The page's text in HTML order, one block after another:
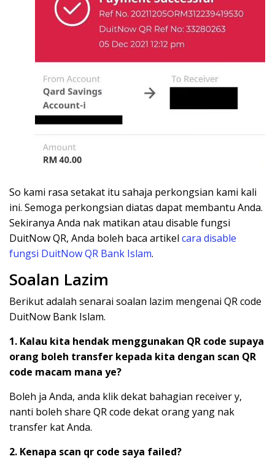
So kami rasa setakat itu sahaja perkongsian kami kali
ini. Semoga perkongsian diatas dapat membantu Anda.
Sekiranya Anda nak matikan atau disable fungsi
DuitNow QR, Anda boleh baca artikel cara disable
fungsi DuitNow QR Bank Islam.
Soalan Lazim
Berikut adalah senarai soalan lazim mengenai QR code
DuitNow Bank Islam.
1. Kalau kita hendak menggunakan QR code supaya
orang boleh transfer kepada kita dengan scan QR
code macam mana ye?
Boleh ja Anda, anda klik dekat bahagian receiver y,
nanti boleh share QR code dekat orang yang nak
transfer kat Anda.
2. Kenapa scan qr code saya failed?